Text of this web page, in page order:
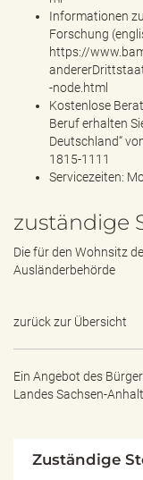
Informationen
Forschung
https://
-node.html
Kostenlose
Beruf erhalten
Deutschland“
1815-1111
Servicezeiten:
zuständige
Die für den Wohnsitz
Ausländerbehörde
zurück zur Übersicht
Ein Angebot des
Landes Sachsen-Anhalt.
Zuständige